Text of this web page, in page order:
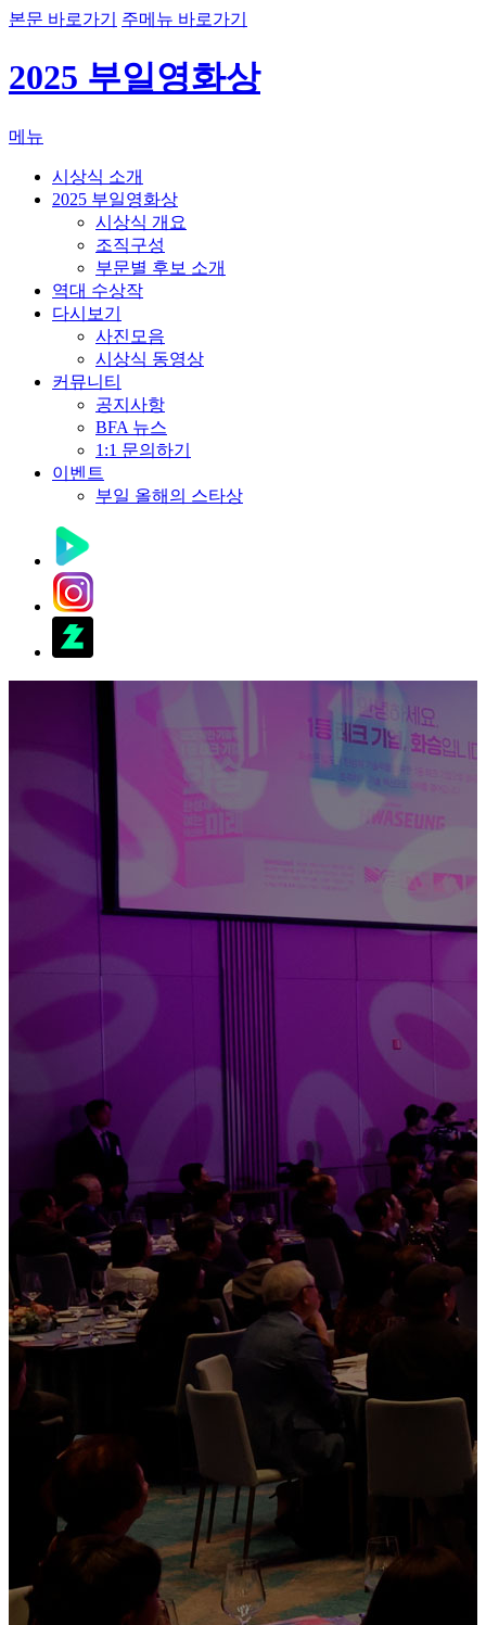
본문 바로가기 주메뉴 바로가기
2025 부일영화상
메뉴
시상식 소개
2025 부일영화상
시상식 개요
조직구성
부문별 후보 소개
역대 수상작
다시보기
사진모음
시상식 동영상
커뮤니티
공지사항
BFA 뉴스
1:1 문의하기
이벤트
부일 올해의 스타상